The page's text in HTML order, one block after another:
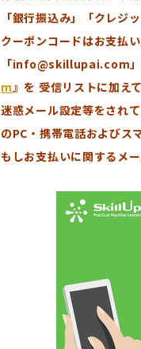
「銀行振込み」「クレジ
クーポンコードはお支払
「info@skillupai.com」
m 』を 受信リストに加え
迷惑メール設定等をされ
のPC・携帯電話およびス
もしお支払いに関するメ